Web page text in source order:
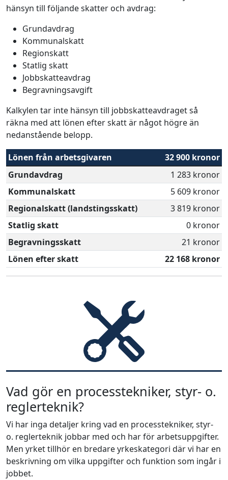
hänsyn till följande skatter och avdrag:
Grundavdrag
Kommunalskatt
Regionskatt
Statlig skatt
Jobbskatteavdrag
Begravningsavgift
Kalkylen tar inte hänsyn till jobbskatteavdraget så
räkna med att lönen efter skatt är något högre än
nedanstående belopp.
Lönen från arbetsgivaren
32 900 kronor
Grundavdrag
1 283 kronor
Kommunalskatt
5 609 kronor
Regionalskatt (landstingsskatt)
3 819 kronor
Statlig skatt
0 kronor
Begravningsskatt
21 kronor
Lönen efter skatt
22 168 kronor
Vad gör en processtekniker, styr- o.
reglerteknik?
Vi har inga detaljer kring vad en processtekniker, styr-
o. reglerteknik jobbar med och har för arbetsuppgifter.
Men yrket tillhör en bredare yrkeskategori där vi har en
beskrivning om vilka uppgifter och funktion som ingår i
jobbet.